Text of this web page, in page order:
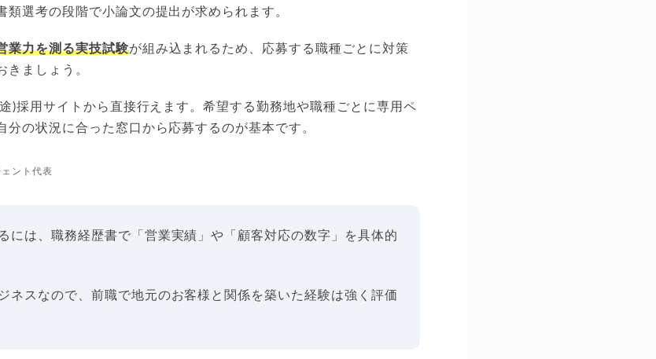
類選考の段階で小論文の提出が求められます。
業力を測る実技試験が組み込まれるため、応募する職種ごとに対策
きましょう。
)採用サイトから直接行えます。希望する勤務地や職種ごとに専用ペ
分の状況に合った窓口から応募するのが基本です。
ント代表
には、職務経歴書で「営業実績」や「顧客対応の数字」を具体的
ネスなので、前職で地元のお客様と関係を築いた経験は強く評価